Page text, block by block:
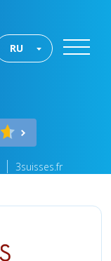
RU
3suisses.fr